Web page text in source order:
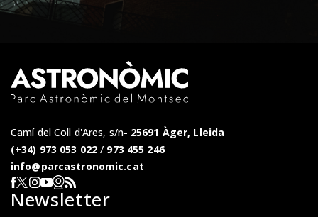
Segueix-nos a Facebook
Segueix-nos a X
Segueix-nos a Instagram
Segueix-nos a YouTube
Webcam en directe
RSS del Parc Astronòmic
Camí del Coll d'Ares, s/n 25691 Àger, Lleida
(+34) 973 053 022 / 973 455 246
info@parcastronomic.cat
Newsletter